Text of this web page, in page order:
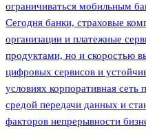
ограничиваться мобильным
Сегодня банки, страховые
организации и платежные
продуктами, но и скоростью
цифровых сервисов и
условиях корпоративная
средой передачи данных и
факторов непрерывности